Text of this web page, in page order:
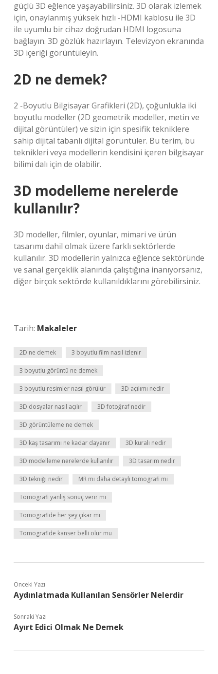
güçlü 3D eğlence yaşayabilirsiniz. 3D olarak izlemek
için, onaylanmış yüksek hızlı -HDMI kablosu ile 3D
ile uyumlu bir cihaz doğrudan HDMI logosuna
bağlayın. 3D gözlük hazırlayın. Televizyon ekranında
3D içeriği görüntüleyin.
2D ne demek?
2 -Boyutlu Bilgisayar Grafikleri (2D), çoğunlukla iki
boyutlu modeller (2D geometrik modeller, metin ve
dijital görüntüler) ve sizin için spesifik tekniklere
sahip dijital tabanlı dijital görüntüler. Bu terim, bu
teknikleri veya modellerin kendisini içeren bilgisayar
bilimi dalı için de olabilir.
3D modelleme nerelerde
kullanılır?
3D modeller, filmler, oyunlar, mimari ve ürün
tasarımı dahil olmak üzere farklı sektörlerde
kullanılır. 3D modellerin yalnızca eğlence sektöründe
ve sanal gerçeklik alanında çalıştığına inanıyorsanız,
diğer birçok sektörde kullanıldıklarını görebilirsiniz.
Tarih: Makaleler
2D ne demek 3 boyutlu film nasıl izlenir
3 boyutlu görüntü ne demek
3 boyutlu resimler nasıl görülür 3D açılımı nedir
3D dosyalar nasıl açılır 3D fotoğraf nedir
3D görüntüleme ne demek
3D kaş tasarımı ne kadar dayanır 3D kuralı nedir
3D modelleme nerelerde kullanılır 3D tasarim nedir
3D tekniği nedir MR mı daha detaylı tomografi mi
Tomografi yanlış sonuç verir mi
Tomografide her şey çıkar mı
Tomografide kanser belli olur mu
Önceki Yazı
Aydınlatmada Kullanılan Sensörler Nelerdir
Sonraki Yazı
Ayırt Edici Olmak Ne Demek